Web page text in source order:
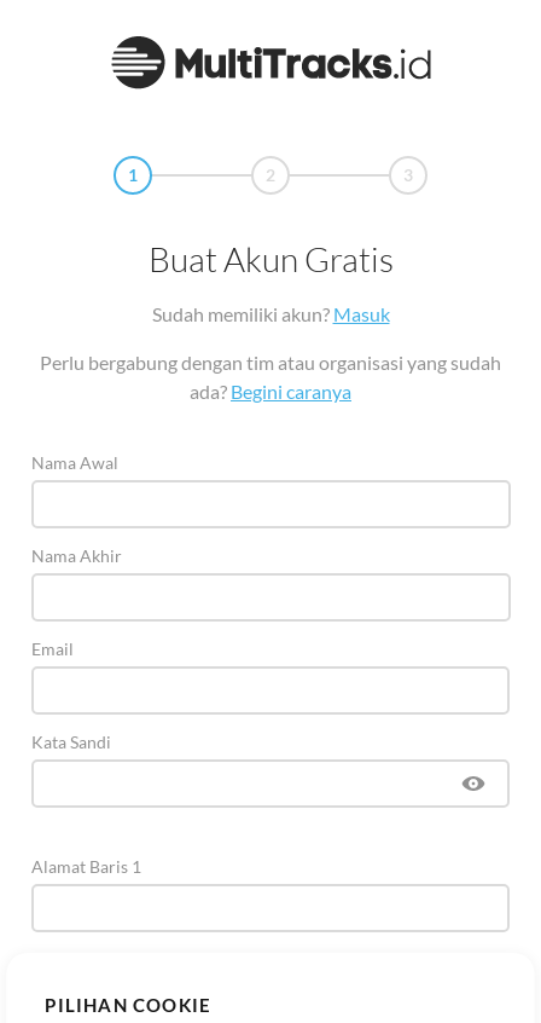
PILIHAN COOKIE
1 2 3
Buat Akun Gratis
Sudah memiliki akun? Masuk
Perlu bergabung dengan tim atau organisasi yang sudah
ada? Begini caranya
Nama Awal
Nama Akhir
Email
Kata Sandi
Alamat Baris 1